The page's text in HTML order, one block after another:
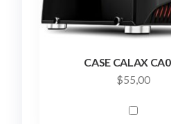
CASE CALAX
$55,00